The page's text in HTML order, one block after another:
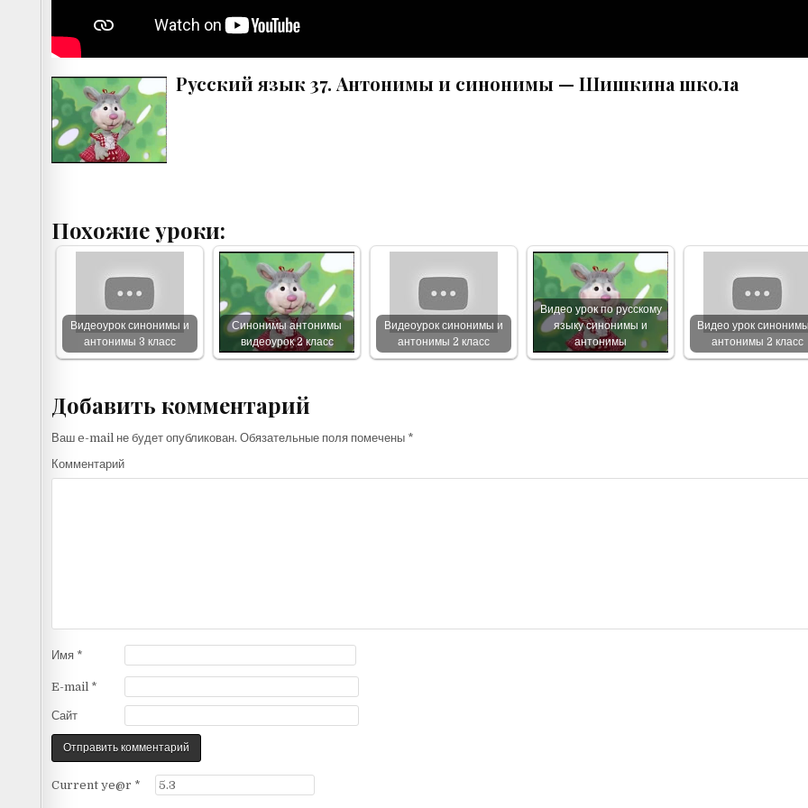
Русский язык 37. Антонимы и синонимы — Шишкина школа
Похожие уроки:
Видеоурок синонимы и
антонимы 3 класс
Синонимы антонимы
видеоурок 2 класс
Видеоурок синонимы и
антонимы 2 класс
Видео урок по русскому
языку синонимы и
антонимы
Видео урок
антонимы 2 класс
Добавить комментарий
Ваш e-mail не будет опубликован. Обязательные поля помечены *
Комментарий
Имя *
E-mail *
Сайт
Current ye@r *